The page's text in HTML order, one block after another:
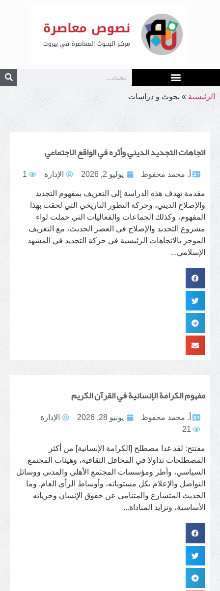
الرئيسية » بحوث و دراسات
اتجاهات التجديد الديني وأثره في الواقع الاجتماعي
أ. محمد محفوظ يوليو 2, 2026 الإدارة 1
مقدمة تهدف هذه الدراسة إلى التعريف بمفهوم التجديد
والإصلاح الديني، وحركة التطور التاريخي التي لحقت بهذا
المفهوم، وكذلك الجماعات والفعاليات التي حملت لواء
مشروع التجديد والإصلاح في العصر الحديث، مع التعريف
الموجز بالاتجاهات الرئيسية في حركة التجديد في المشهد
الإسلامي...
مفهوم الكرامة الإنسانية في القرآن الكريم
أ. محمد محفوظ يونيو 28, 2026
الإدارة
21
مفتتح: لقد غدا مصطلح [الكرامة الإنسانية] من أكثر
المصطلحات تداولا في المحافل الثقافية، وهيئات المجتمع
السياسي، وأطر ومؤسسات المجتمع الأهلي والمدني ووسائل
التواصل والإعلام بكل مستوياته، وأوساط الرأي العام. وما
الحديث المتسارع والمتنامي عن حقوق الإنسان وحرياته
الأساسية، وتزايد المناداة...